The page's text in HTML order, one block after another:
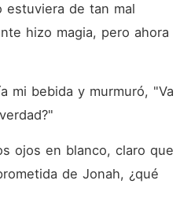
estuviera de tan mal
hizo magia, pero ahora
mi bebida y murmuró, "Va
ojos en blanco, claro que
de Jonah, ¿qué